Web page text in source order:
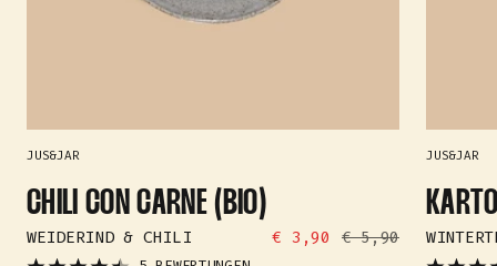
JUS&JAR
CHILI CON CARNE (BIO)
WEIDERIND & CHILI ANGEBOTSPREIS
€ 3,90 REGULÄRER
€ 5,90
JUS&JAR